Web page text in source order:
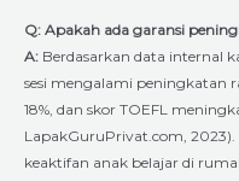
Q: Apakah ada garansi
A: Berdasarkan data internal
sesi mengalami peningkatan
18%, dan skor TOEFL
LapakGuruPrivat.com,
keaktifan anak belajar di